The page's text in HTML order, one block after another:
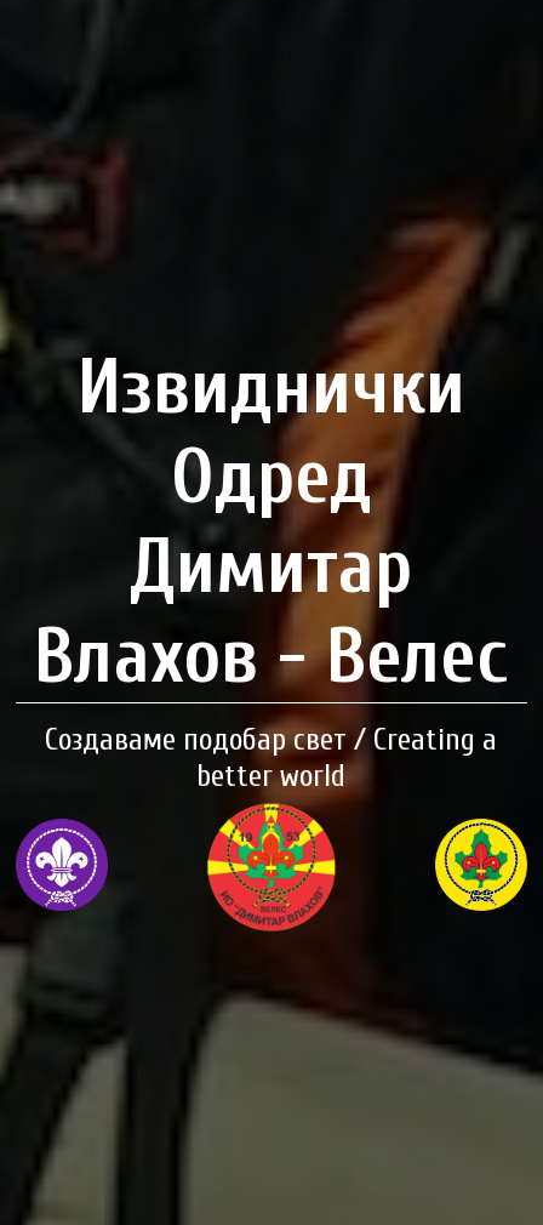
Извиднички
Одред
Димитар
Влахов - Велес
Создаваме подобар свет / Creating a
better world